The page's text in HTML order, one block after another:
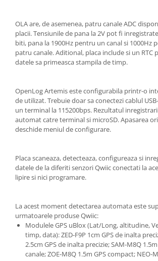
Filament Premium PLA 1.75 mm
Filamente Speciale
Prusa I3 DIY Kit
Carti
Kituri incepatori Arduino
Pentru Incepatori
Micro:bit
Carti
Junior Robotics
Lego Education
Ugears
Kit Fun
Kit Roboti
Cadouri
OLA are, de asemenea, patru canale ADC
placii. Tensiunile de pana la 2V pot fi
biti, pana la 1900Hz pentru un canal si 1000Hz
patru canale. Aditional, placa include si un RTC
datele sa primeasca stampila de timp.
OpenLog Artemis este configurabila printr-o
de utilizat. Trebuie doar sa conectezi cablul
un terminal la 115200bps. Rezultatul
automat catre terminal si microSD. Apasarea
deschide meniul de configurare.
Placa scaneaza, detecteaza, configureaza si
datele de la diferiti senzori Qwiic conectati la
lipire si nici programare.
La acest moment detectarea automata este
urmatoarele produse Qwiic:
Modulele GPS uBlox (Lat/Long, altitudine,
timp, data): ZED-F9P 1cm GPS de inalta
2.5cm GPS de inalta precizie; SAM-M8Q
canale; ZOE-M8Q 1.5m GPS compact; NEO-